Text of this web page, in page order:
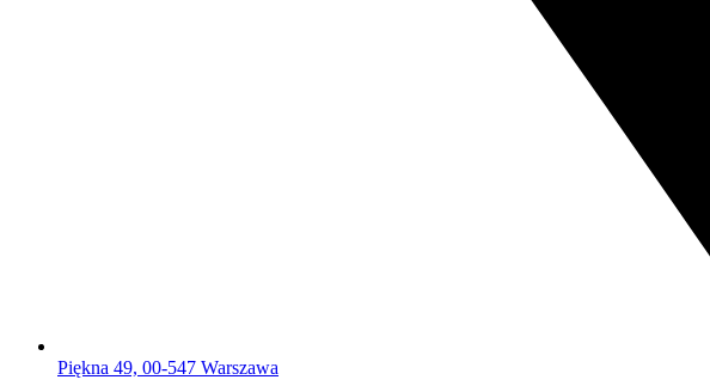
Piękna 49, 00-547 Warszawa